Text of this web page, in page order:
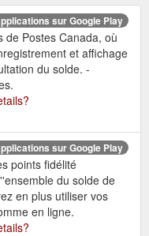
sur Google Play
de Postes Canada, où
et affichage
du solde. -
sur Google Play
points fidélité
du solde de
en plus utiliser vos
en ligne.